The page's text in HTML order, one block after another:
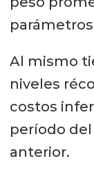
Al mismo
niveles
costos
período
anterior.